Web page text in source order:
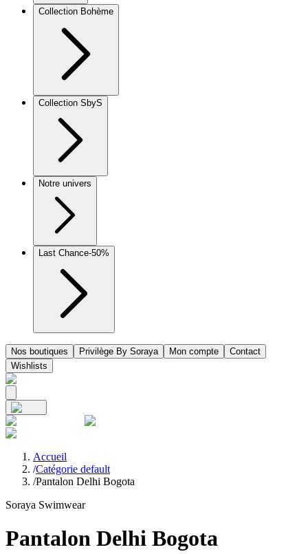
Collection Bohème
Collection SbyS
Notre univers
Last Chance-50%
Nos boutiques Privilège By Soraya Mon compte
Contact
Wishlists
Accueil
/Catégorie default
/Pantalon Delhi Bogota
Soraya Swimwear
Pantalon Delhi Bogota